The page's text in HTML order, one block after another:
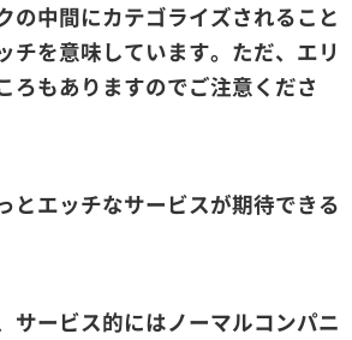
の中間にカテゴライズされること
チを意味しています。ただ、エリ
ろもありますのでご注意くださ
とエッチなサービスが期待できる
サービス的にはノーマルコンパニ